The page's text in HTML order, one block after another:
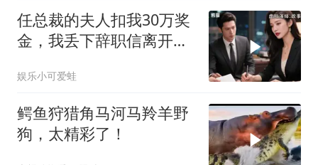
任总裁的夫人扣我30万奖
金，我丢下辞职信离开，
你签约
娱乐小可爱蛙
鳄鱼狩猎角马河马羚羊野
狗，太精彩了！